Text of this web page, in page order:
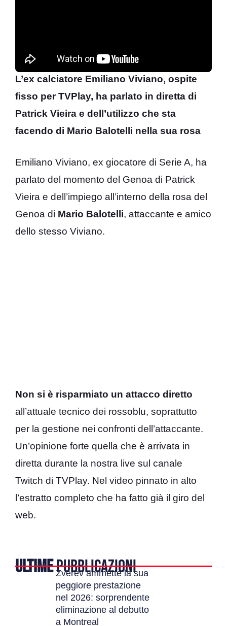
L’ex calciatore Emiliano Viviano, ospite
fisso per TVPlay, ha parlato in diretta di
Patrick Vieira e dell’utilizzo che sta
facendo di Mario Balotelli nella sua rosa
Emiliano Viviano, ex giocatore di Serie A, ha
parlato del momento del Genoa di Patrick
Vieira e dell’impiego all’interno della rosa del
Genoa di Mario Balotelli, attaccante e amico
dello stesso Viviano.
Non si è risparmiato un attacco diretto
all’attuale tecnico dei rossoblu, soprattutto
per la gestione nei confronti dell’attaccante.
Un’opinione forte quella che è arrivata in
diretta durante la nostra live sul canale
Twitch di TVPlay. Nel video pinnato in alto
l’estratto completo che ha fatto già il giro del
web.
ULTIMEPUBBLICAZIONI
Zverev ammette la sua
peggiore prestazione
nel 2026: sorprendente
eliminazione al debutto
a Montreal